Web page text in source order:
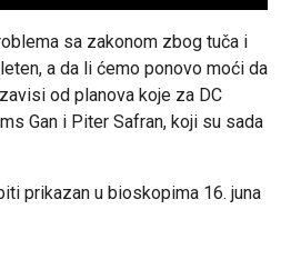
sa zakonom zbog tuča i
a da li ćemo ponovo moći da
od planova koje za DC
Gan i Piter Safran, koji su sada
prikazan u bioskopima 16. juna